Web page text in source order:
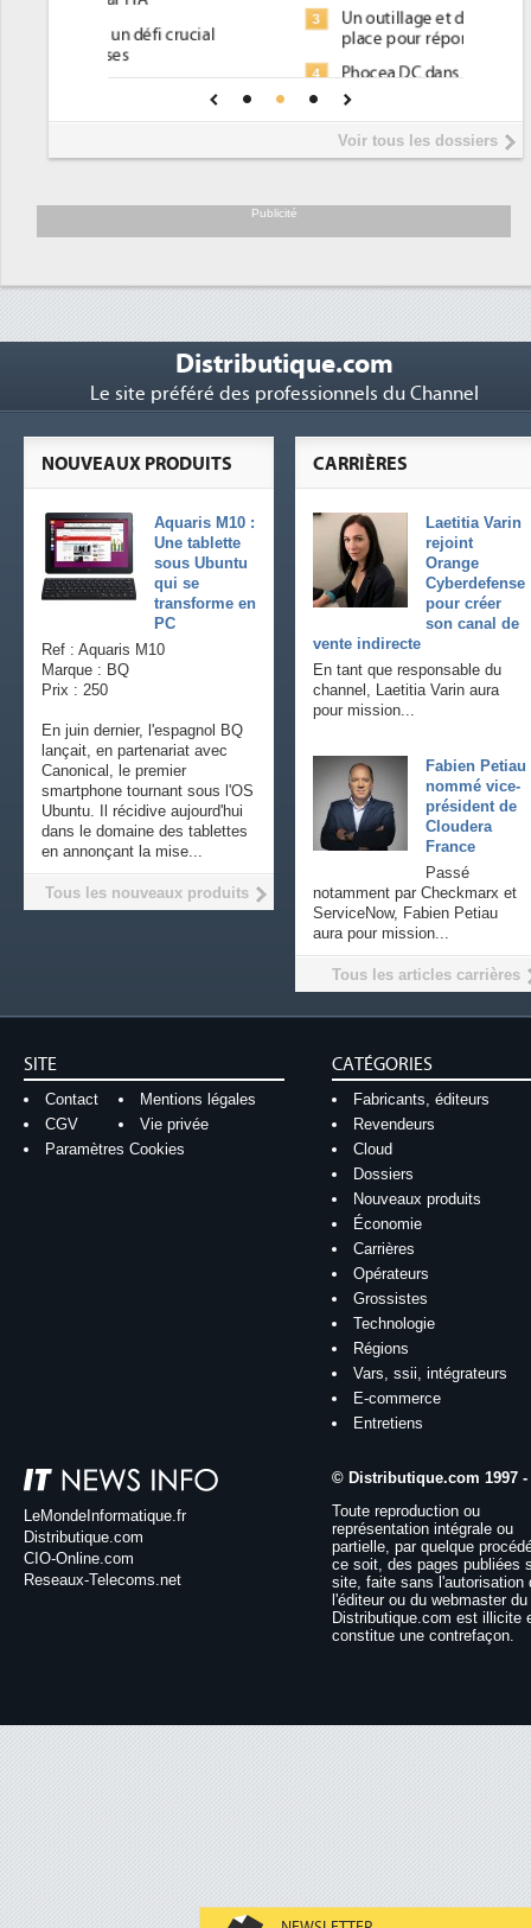
Un outillage et des services déjà en
place pour répondre à...
Phocea DC dans les cordes pour la
Interview de Fabrice Coquio,
président de Digital Realty...
soutient les...
Voir tous les dossiers
Publicité
Distributique.com
Le site préféré des professionnels du Channel
CARRIÈRES
Laetitia Varin
rejoint
Orange
Cyberdefense
pour créer
son canal de
vente indirecte
En tant que responsable du
channel, Laetitia Varin aura
pour mission...
Fabien Petiau
nommé vice-
président de
Cloudera
France
Passé
notamment par Checkmarx et
ServiceNow, Fabien Petiau
aura pour mission...
Tous les articles carrières
NOUVEAUX PRODUITS
Aquaris M10 :
Une tablette
sous Ubuntu
qui se
transforme en
PC
Ref : Aquaris M10
Marque : BQ
Prix : 250
En juin dernier, l'espagnol BQ
lançait, en partenariat avec
Canonical, le premier
smartphone tournant sous l'OS
Ubuntu. Il récidive aujourd'hui
dans le domaine des tablettes
en annonçant la mise...
Tous les nouveaux produits
SITE
Contact
Mentions légales
CGV
Vie privée
Paramètres Cookies
CATÉGORIES
Fabricants, éditeurs
Revendeurs
Cloud
Dossiers
Nouveaux produits
Économie
Carrières
Opérateurs
Grossistes
Technologie
Régions
Vars, ssii, intégrateurs
E-commerce
Entretiens
LeMondeInformatique.fr
Distributique.com
CIO-Online.com
Reseaux-Telecoms.net
© Distributique.com 1997 -
Toute reproduction ou
représentation intégrale ou
partielle, par quelque
ce soit, des pages publiées
site, faite sans l'autorisation
l'éditeur ou du webmaster
Distributique.com est illicite
constitue une contrefaçon.